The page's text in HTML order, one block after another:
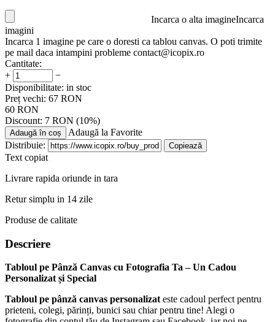
Incarca o alta imagineIncarca
imagini
Incarca 1 imagine pe care o doresti ca tablou canvas. O poti trimite
pe mail daca intampini probleme contact@icopix.ro
Cantitate:
+
−
Disponibilitate: in stoc
Preț vechi: 67 RON
60 RON
Discount: 7 RON (10%)
Adaugă în coș
Adaugă la Favorite
Distribuie:
Copiează
Text copiat
Livrare rapida oriunde in tara
Retur simplu in 14 zile
Produse de calitate
Descriere
Tabloul pe Pânză Canvas cu Fotografia Ta – Un Cadou
Personalizat și Special
Tabloul pe pânză canvas personalizat este cadoul perfect pentru
prieteni, colegi, părinți, bunici sau chiar pentru tine! Alegi o